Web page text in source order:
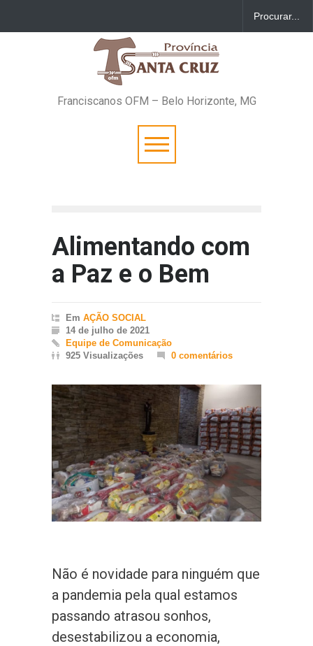
Franciscanos OFM – Belo Horizonte, MG
Alimentando com
a Paz e o Bem
Em AÇÃO SOCIAL
14 de julho de 2021
Equipe de Comunicação
925 Visualizações
0 comentários
Não é novidade para ninguém que
a pandemia pela qual estamos
passando atrasou sonhos,
desestabilizou a economia,